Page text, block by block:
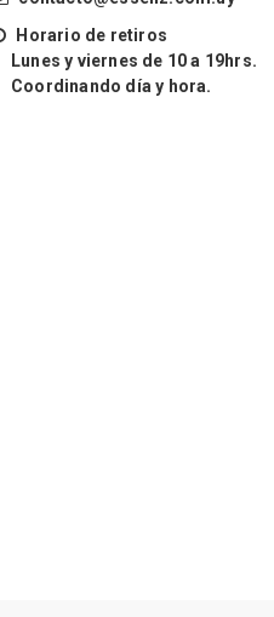
Horario de retiros
Lunes y viernes de 10 a 19hrs.
Coordinando día y hora.